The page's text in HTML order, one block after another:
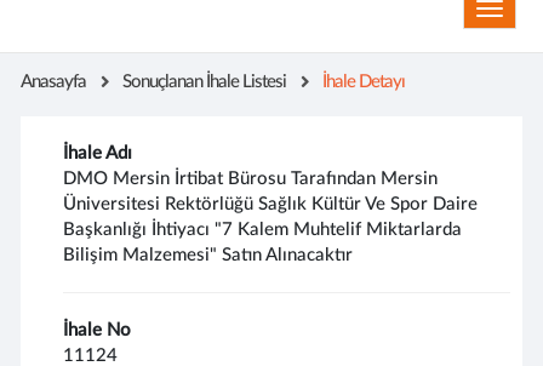
Anasayfa Sonuçlanan İhale Listesi İhale Detayı
İhale Adı
DMO Mersin İrtibat Bürosu Tarafından Mersin
Üniversitesi Rektörlüğü Sağlık Kültür Ve Spor Daire
Başkanlığı İhtiyacı "7 Kalem Muhtelif Miktarlarda
Bilişim Malzemesi" Satın Alınacaktır
İhale No
11124